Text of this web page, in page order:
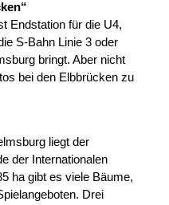
Endstation für die U4,
S-Bahn Linie 3 oder
bringt. Aber nicht
bei den Elbbrücken zu
liegt der
der Internationalen
ha gibt es viele Bäume,
Drei